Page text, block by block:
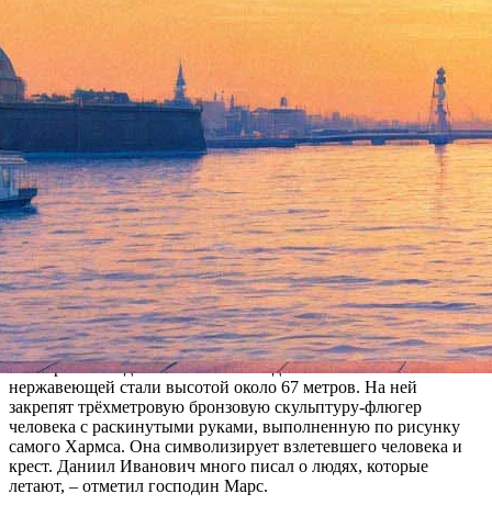
Писателю-абсурдисту Даниилу Хармсу могут поставить 70-
метровый памятник в Петербурге. Такое предложение 30
декабря озвучил оргкомитет премии Хармса на первой
церемонии её вручения.
Сооружение будет являться кенотафом (от греч. «пустая
могила») – памятником лицу, чьё место захоронения утрачено
или не существует. Причём посвятят конструкцию не только
Хармсу, но и всем деятелям русского авангарда, могилы
которых неизвестны, пообещал глава премии Хармса,
журналист Александр Марс.
– Мы решили сделать памятник видным. Это стела из
нержавеющей стали высотой около 67 метров. На ней
закрепят трёхметровую бронзовую скульптуру-флюгер
человека с раскинутыми руками, выполненную по рисунку
самого Хармса. Она символизирует взлетевшего человека и
крест. Даниил Иванович много писал о людях, которые
летают, – отметил господин Марс.